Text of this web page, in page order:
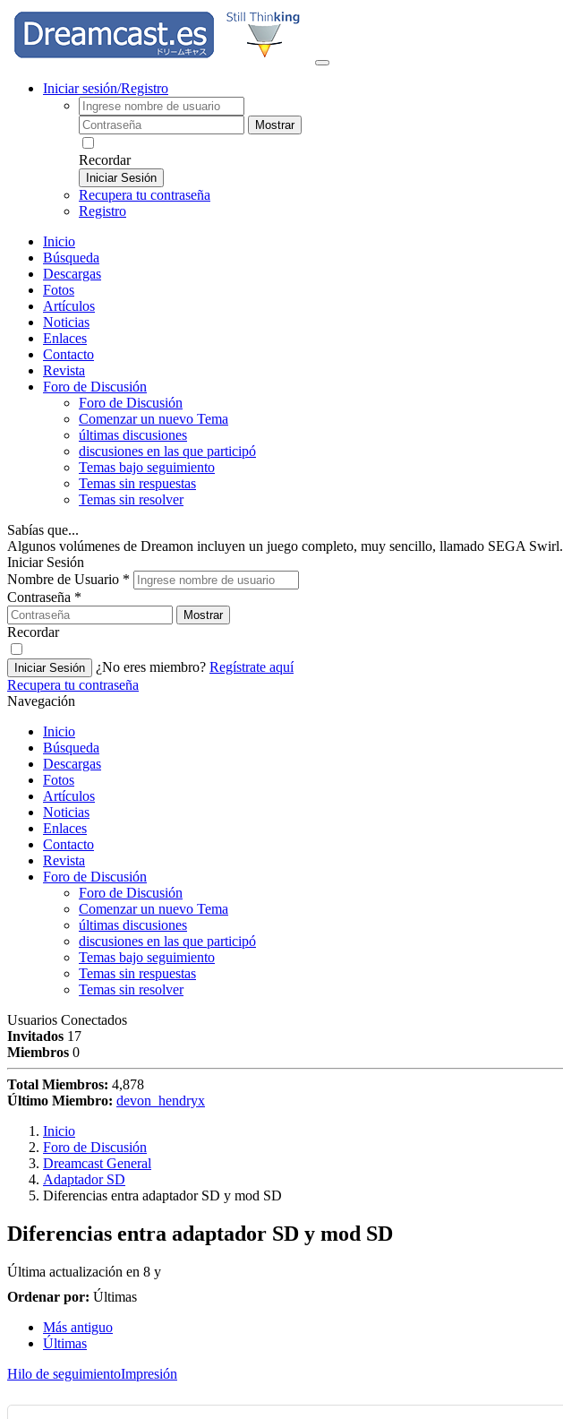
Iniciar sesión/Registro
Mostrar
Recordar
Iniciar Sesión
Recupera tu contraseña
Registro
Inicio
Búsqueda
Descargas
Fotos
Artículos
Noticias
Enlaces
Contacto
Revista
Foro de Discusión
Foro de Discusión
Comenzar un nuevo Tema
últimas discusiones
discusiones en las que participó
Temas bajo seguimiento
Temas sin respuestas
Temas sin resolver
Sabías que...
Algunos volúmenes de Dreamon incluyen un juego completo, muy sencillo, llamado SEGA Swirl.
Iniciar Sesión
Nombre de Usuario *
Contraseña *
Mostrar
Recordar
Iniciar Sesión ¿No eres miembro? Regístrate aquí
Recupera tu contraseña
Navegación
Inicio
Búsqueda
Descargas
Fotos
Artículos
Noticias
Enlaces
Contacto
Revista
Foro de Discusión
Foro de Discusión
Comenzar un nuevo Tema
últimas discusiones
discusiones en las que participó
Temas bajo seguimiento
Temas sin respuestas
Temas sin resolver
Usuarios Conectados
Invitados 17
Miembros 0
Total Miembros: 4,878
Último Miembro: devon_hendryx
Inicio
Foro de Discusión
Dreamcast General
Adaptador SD
Diferencias entra adaptador SD y mod SD
Diferencias entra adaptador SD y mod SD
Última actualización en 8 y
Ordenar por: Últimas
Más antiguo
Últimas
Hilo de seguimientoImpresión